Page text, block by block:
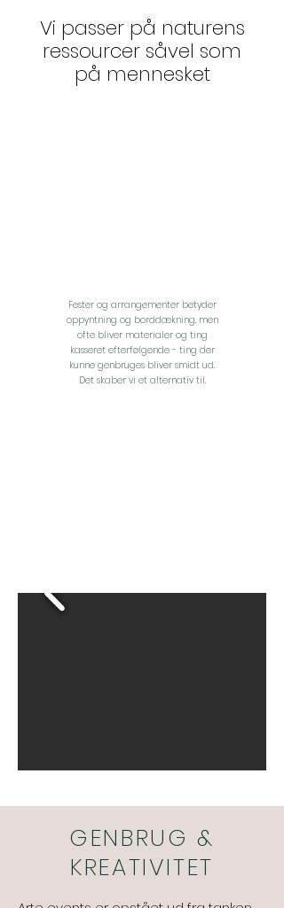
Vi passer på naturens
ressourcer såvel som
på mennesket
Fester og arrangementer betyder
oppyntning og borddækning, men
ofte bliver materialer og ting
kasseret efterfølgende - ting der
kunne genbruges bliver smidt ud.
Det skaber vi et alternativ til.
GENBRUG &
KREATIVITET